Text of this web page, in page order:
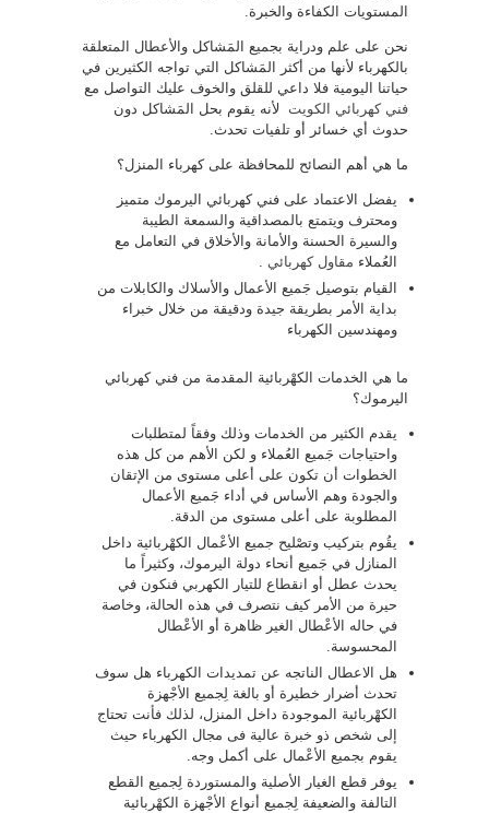
المستويات الكفاءة والخبرة.
نحن على علم ودراية بجميع المَشاكل والأعطال المتعلقة
بالكهرباء لأنها من أكثر المَشاكل التي تواجه الكثيرين في
حياتنا اليومية فلا داعي للقلق والخوف عليك التواصل مع
فني كهربائي الكويت لأنه يقوم بحل المَشاكل دون
حدوث أي خسائر أو تلفيات تحدث.
ما هي أهم النصائح للمحافظة على كهرباء المنزل؟
يفضل الاعتماد على فني كهربائي اليرموك متميز
ومحترف ويتمتع بالمصداقية والسمعة الطيبة
والسيرة الحسنة والأمانة والأخلاق في التعامل مع
العُملاء مقاول كهربائي
القيام بتوصيل جَميع الأعمال والأسلاك والكابلات من
بداية الأمر بطريقة جيدة ودقيقة من خلال خبراء
ومهندسين الكهرباء
ما هي الخدمات الكهْربائية المقدمة من فني كهربائي
اليرموك؟
يقدم الكثير من الخدمات وذلك وفقاً لمتطلبات
واحتياجات جَميع العُملاء و لكن الأهم من كل هذه
الخطوات أن تكون على أعلى مستوى من الإتقان
والجودة وهم الأساس في أداء جَميع الأعمال
المطلوبة على أعلى مستوى من الدقة.
يقُوم بتركيب وتصْليح جميع الأعْمال الكهْربائية داخل
المنازل في جَميع أنحاء دولة اليرموك، وكثيراً ما
يحدث عطل أو انقطاع للتيار الكهربي فنكون في
حيرة من الأمر كيف نتصرف في هذه الحالة، وخاصة
في حاله الأعْطال الغير ظاهرة أو الأعْطال
المحسوسة.
هل الاعطال الناتجه عن تمديدات الكهرباء هل سوف
تحدث أضرار خطيرة أو بالغة لِجميع الأجْهزة
الكهْربائية الموجودة داخل المنزل، لذلك فأنت تحتاج
إلى شخص ذو خبرة عالية فى مجال الكهرباء حيث
يقوم بجميع الأعْمال على أكمل وجه.
يوفر قطع الغيار الأصلية والمستوردة لِجميع القطع
التالفة والضعيفة لِجميع أنواع الأجْهزة الكهْربائية